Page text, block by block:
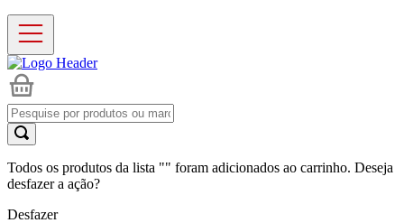
Todos os produtos da lista "" foram adicionados ao carrinho. Deseja
desfazer a ação?
Desfazer